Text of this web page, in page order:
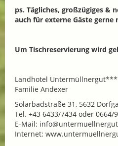
ps. Tägliches, großzügiges &
auch für externe Gäste gerne
Um Tischreservierung wird
Landhotel
Familie Andexer
Solarbadstraße 31, 5632
Tel. +43 6433/7434 oder 0664/
E-Mail:
Internet: